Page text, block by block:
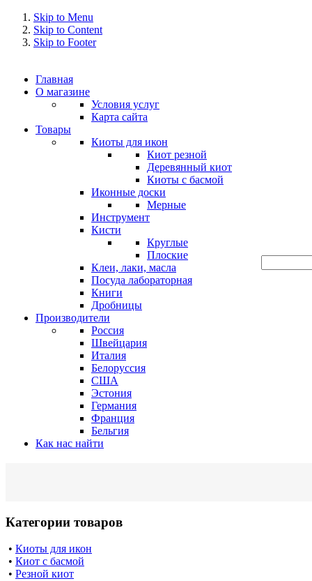
Skip to Menu
Skip to Content
Skip to Footer
Главная
О магазине
Условия услуг
Карта сайта
Товары
Киоты для икон
Киот резной
Деревянный киот
Киоты с басмой
Иконные доски
Мерные
Инструмент
Кисти
Круглые
Плоские
Клеи, лаки, масла
Посуда лабораторная
Книги
Дробницы
Производители
Россия
Швейцария
Италия
Белоруссия
США
Эстония
Германия
Франция
Бельгия
Как нас найти
Категории товаров
• Киоты для икон
• Киот с басмой
• Резной киот